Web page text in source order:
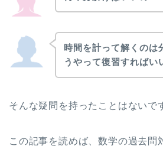
時間を計って解くのは
うやって復習すればい
そんな疑問を持ったことはないで
この記事を読めば、数学の過去問